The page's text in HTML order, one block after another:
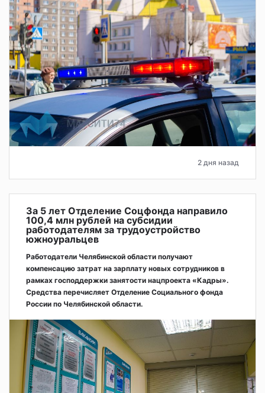
2 дня назад
За 5 лет Отделение Соцфонда направило
100,4 млн рублей на субсидии
работодателям за трудоустройство
южноуральцев
Работодатели Челябинской области получают
компенсацию затрат на зарплату новых сотрудников в
рамках господдержки занятости нацпроекта «Кадры».
Средства перечисляет Отделение Социального фонда
России по Челябинской области.